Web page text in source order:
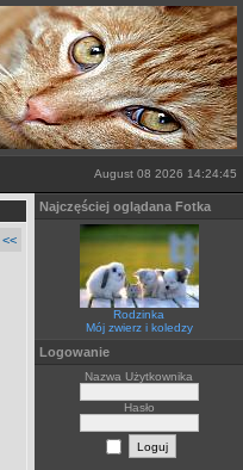
August 08 2026 14:24:45
<<
Najczęściej oglądana Fotka
Rodzinka
Mój zwierz i koledzy
Logowanie
Nazwa Użytkownika
Hasło